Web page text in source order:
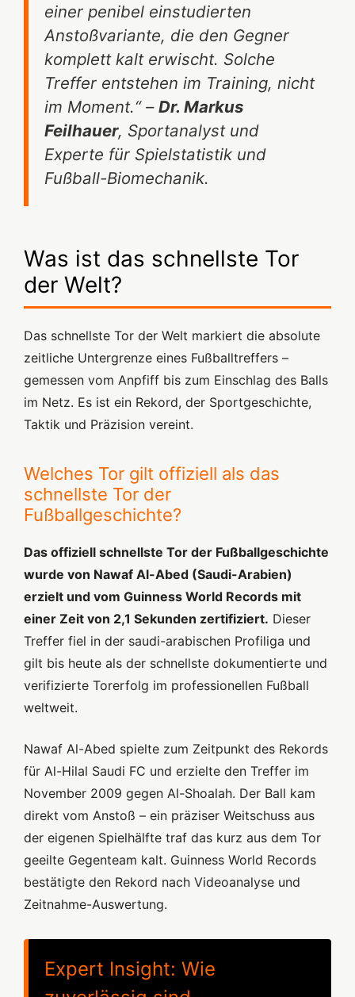
einer penibel einstudierten
Anstoßvariante, die den Gegner
komplett kalt erwischt. Solche
Treffer entstehen im Training, nicht
im Moment.“ – Dr. Markus
Feilhauer, Sportanalyst und
Experte für Spielstatistik und
Fußball-Biomechanik.
Was ist das schnellste Tor
der Welt?
Das schnellste Tor der Welt markiert die absolute
zeitliche Untergrenze eines Fußballtreffers –
gemessen vom Anpfiff bis zum Einschlag des Balls
im Netz. Es ist ein Rekord, der Sportgeschichte,
Taktik und Präzision vereint.
Welches Tor gilt offiziell als das
schnellste Tor der
Fußballgeschichte?
Das offiziell schnellste Tor der Fußballgeschichte
wurde von Nawaf Al-Abed (Saudi-Arabien)
erzielt und vom Guinness World Records mit
einer Zeit von 2,1 Sekunden zertifiziert. Dieser
Treffer fiel in der saudi-arabischen Profiliga und
gilt bis heute als der schnellste dokumentierte und
verifizierte Torerfolg im professionellen Fußball
weltweit.
Nawaf Al-Abed spielte zum Zeitpunkt des Rekords
für Al-Hilal Saudi FC und erzielte den Treffer im
November 2009 gegen Al-Shoalah. Der Ball kam
direkt vom Anstoß – ein präziser Weitschuss aus
der eigenen Spielhälfte traf das kurz aus dem Tor
geeilte Gegenteam kalt. Guinness World Records
bestätigte den Rekord nach Videoanalyse und
Zeitnahme-Auswertung.
Expert Insight: Wie